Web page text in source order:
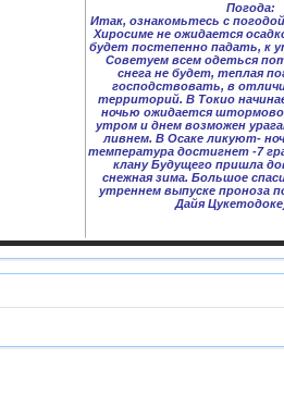
Погода:
Итак, ознакомьтесь с
Хиросиме не ожидается
будет постепенно падать, к
Советуем всем одеться
снега не будет, теплая
господствовать, в
территорий. В Токио
ночью ожидается
утром и днем возможен
ливнем. В Осаке ликуют-
температура достигнет -7
клану Будущего пришла
снежная зима. Большое
утреннем выпуске проноза
Дайя